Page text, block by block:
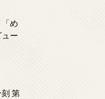
め
ー
第